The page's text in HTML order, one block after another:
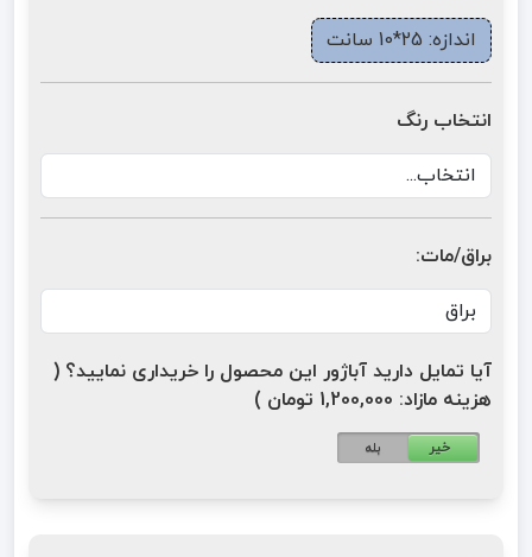
اندازه: 25*10 سانت
انتخاب رنگ
براق/مات:
آیا تمایل دارید آباژور این محصول را خریداری نمایید؟ (
هزینه مازاد: 1,200,000 تومان )
بله خیر